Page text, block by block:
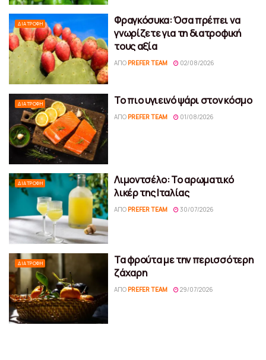
ΔΙΑΤΡΟΦΉ
Φραγκόσυκα: Όσα πρέπει να
γνωρίζετε για τη διατροφική
τους αξία
ΑΠΌ PREFER TEAM 02/08/2026
ΔΙΑΤΡΟΦΉ Το πιο υγιεινό ψάρι στον κόσμο
ΑΠΌ PREFER TEAM 01/08/2026
ΔΙΑΤΡΟΦΉ
Λιμοντσέλο: Το αρωματικό
λικέρ της Ιταλίας
ΑΠΌ PREFER TEAM 30/07/2026
ΔΙΑΤΡΟΦΉ
Τα φρούτα με την περισσότερη
ζάχαρη
ΑΠΌ PREFER TEAM 29/07/2026